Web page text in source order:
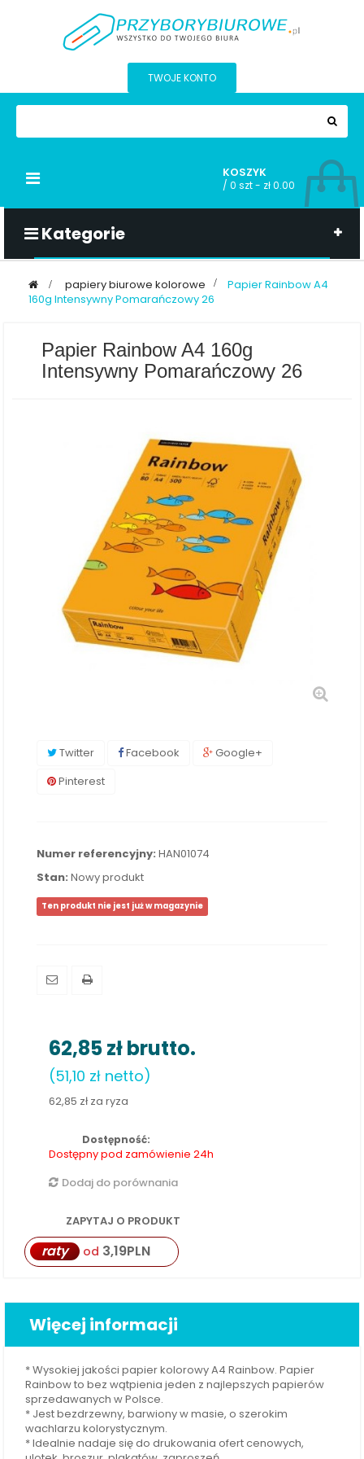
TWOJE KONTO
KOSZYK
/ 0 szt - zł 0.00
Kategorie
Przełącz
> papiery biurowe kolorowe >
Papier Rainbow A4
160g Intensywny Pomarańczowy 26
Papier Rainbow A4 160g
Intensywny Pomarańczowy 26
Twitter Facebook
Google+
Pinterest
Numer referencyjny: HAN01074
Stan: Nowy produkt
Ten produkt nie jest już w magazynie
62,85 złbrutto.
(51,10 zł netto)
62,85 zł za ryza
Dostępność:
Dostępny pod zamówienie 24h
Dodaj do porównania
ZAPYTAJ O PRODUKT
raty od 3,19PLN
Więcej informacji
* Wysokiej jakości papier kolorowy A4 Rainbow. Papier
Rainbow to bez wątpienia jeden z najlepszych papierów
sprzedawanych w Polsce.
* Jest bezdrzewny, barwiony w masie, o szerokim
wachlarzu kolorystycznym.
* Idealnie nadaje się do drukowania ofert cenowych,